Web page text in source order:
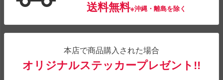
送料無料※沖縄・離島を除く
本店で商品購入された場合
オリジナルステッカープレゼント!!